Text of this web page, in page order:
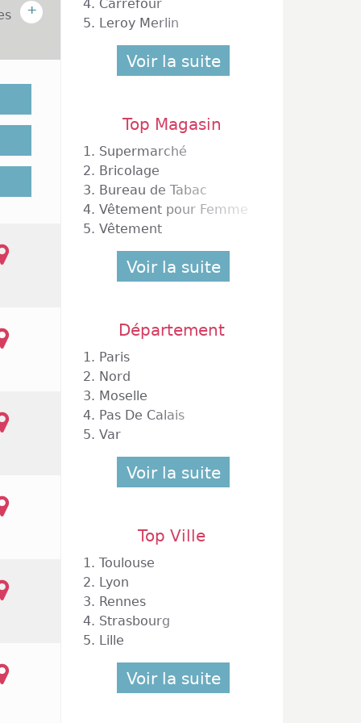
+
rive
la
de
:
de
est
zone
en
de
Club
sur
9 ou
la
et
Les Dax
4. Carrefour
5. Leroy Merlin
Voir la suite
Top Magasin
1. Supermarché
2. Bricolage
3. Bureau de Tabac
4. Vêtement pour Femme
5. Vêtement
Voir la suite
Département
1. Paris
2. Nord
3. Moselle
4. Pas De Calais
5. Var
Voir la suite
Top Ville
1. Toulouse
2. Lyon
3. Rennes
4. Strasbourg
5. Lille
Voir la suite